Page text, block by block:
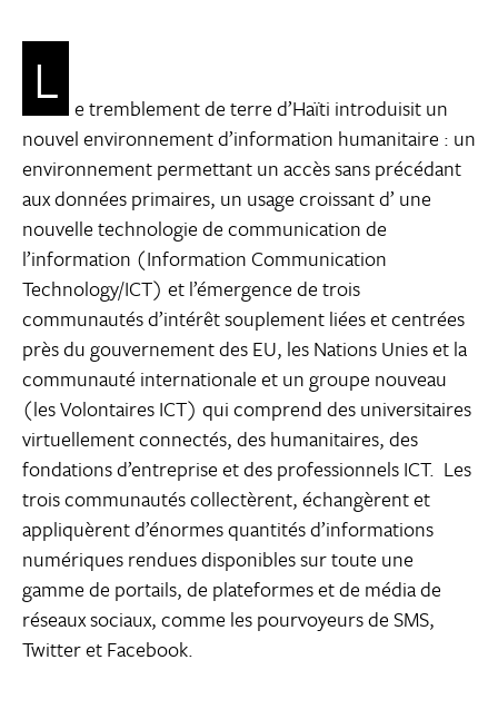
L e tremblement de terre d’Haïti introduisit un
nouvel environnement d’information humanitaire : un
environnement permettant un accès sans précédant
aux données primaires, un usage croissant d’ une
nouvelle technologie de communication de
l’information (Information Communication
Technology/ICT) et l’émergence de trois
communautés d’intérêt souplement liées et centrées
près du gouvernement des EU, les Nations Unies et la
communauté internationale et un groupe nouveau
(les Volontaires ICT) qui comprend des universitaires
virtuellement connectés, des humanitaires, des
fondations d’entreprise et des professionnels ICT. Les
trois communautés collectèrent, échangèrent et
appliquèrent d’énormes quantités d’informations
numériques rendues disponibles sur toute une
gamme de portails, de plateformes et de média de
réseaux sociaux, comme les pourvoyeurs de SMS,
Twitter et Facebook.